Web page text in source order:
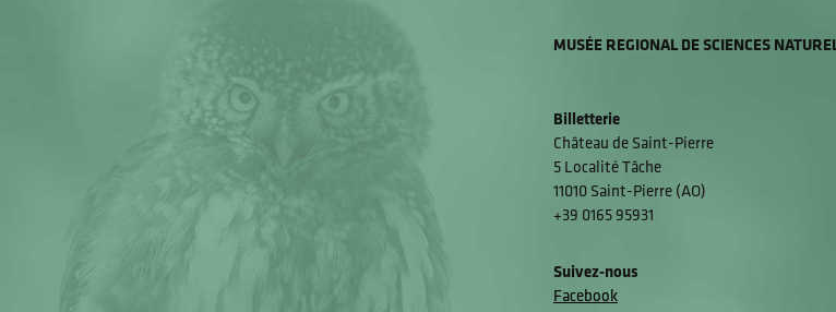
MUSÉE REGIONAL DE SCIENCES
Billetterie
Château de Saint-Pierre
5 Localité Tâche
11010 Saint-Pierre (AO)
+39 0165 95931
Suivez-nous
Facebook